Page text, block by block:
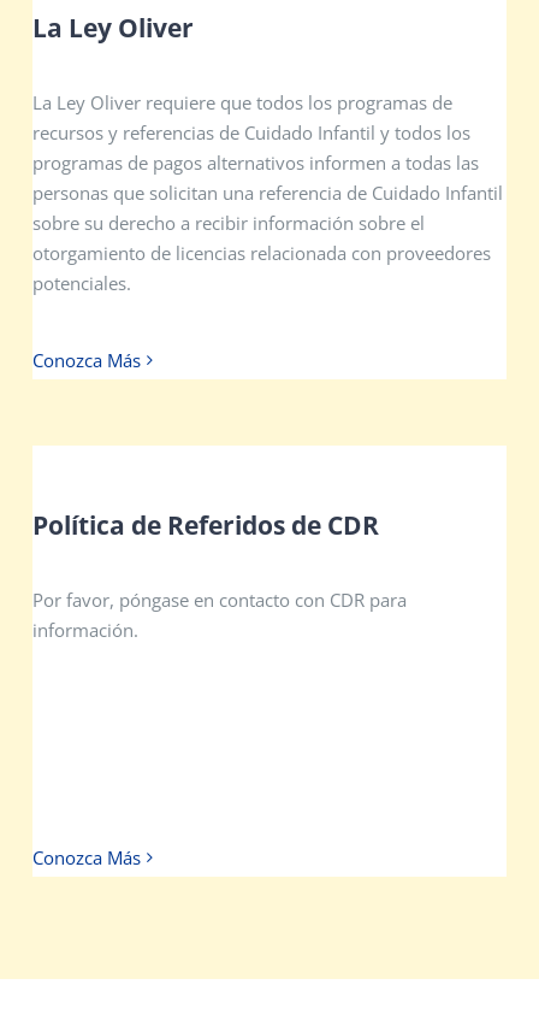
La Ley Oliver
La Ley Oliver requiere que todos los programas de
recursos y referencias de Cuidado Infantil y todos los
programas de pagos alternativos informen a todas las
personas que solicitan una referencia de Cuidado Infantil
sobre su derecho a recibir información sobre el
otorgamiento de licencias relacionada con proveedores
potenciales.
Conozca Más
Política de Referidos de CDR
Por favor, póngase en contacto con CDR para
información.
Conozca Más